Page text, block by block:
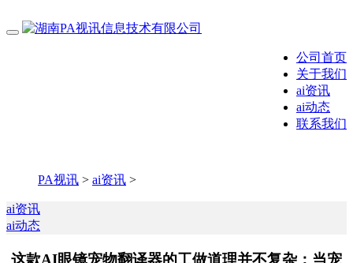
公司首页
关于我们
ai资讯
ai动态
联系我们
PA视讯 > ai资讯 >
ai资讯
ai动态
这款AI眼镜宠物翻译器的工做道理并不复杂：当宠